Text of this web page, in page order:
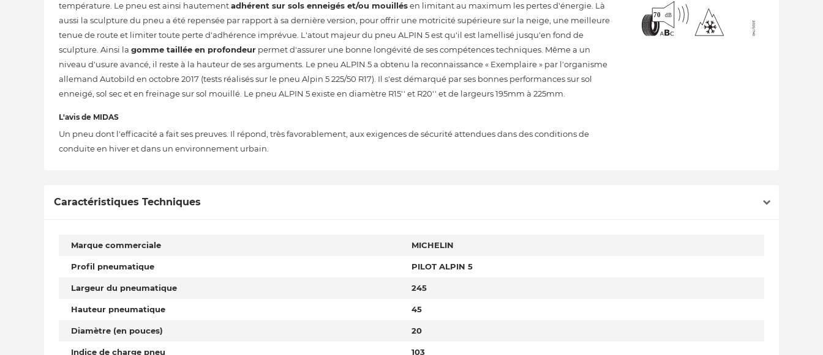
température. Le pneu est ainsi hautementadhérent sur sols enneigés et/ou mouillésen limitant au maximum les pertes d'énergie. Là
aussi la sculpture du pneu a été repensée par rapport à sa dernière version, pour offrir une motricité supérieure sur la neige, une meilleure
tenue de route et limiter toute perte d'adhérence imprévue. L'atout majeur du pneu ALPIN 5 est qu'il est lamellisé jusqu'en fond de
sculpture. Ainsi la gomme taillée en profondeur permet d'assurer une bonne longévité de ses compétences techniques. Même a un
niveau d'usure avancé, il reste à la hauteur de ses arguments. Le pneu ALPIN 5 a obtenu la reconnaissance « Exemplaire » par l'organisme
allemand Autobild en octobre 2017 (tests réalisés sur le pneu Alpin 5 225/50 R17). Il s'est démarqué par ses bonnes performances sur sol
enneigé, sol sec et en freinage sur sol mouillé. Le pneu ALPIN 5 existe en diamètre R15'' et R20'' et de largeurs 195mm à 225mm.
L'avis de MIDAS
Un pneu dont l'efficacité a fait ses preuves. Il répond, très favorablement, aux exigences de sécurité attendues dans des conditions de
conduite en hiver et dans un environnement urbain.
Caractéristiques Techniques
Marque commerciale MICHELIN
Profil pneumatique PILOT ALPIN 5
Largeur du pneumatique 245
Hauteur pneumatique 45
Diamètre (en pouces) 20
Indice de charge pneu 103